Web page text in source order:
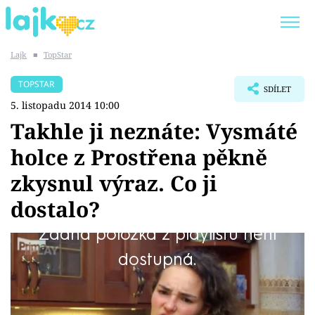
SHOPAHOLICADEL
Témata
Showbyznys
Youtubeři
Virály
Lajk ■ TopStar
TOPSTAR
5. listopadu 2014 10:00
SDÍLET
Takhle ji neznáte: Vysmáté
holce z Prostřena pěkně
zkysnul výraz. Co ji
dostalo?
Žádná položka z playlistu není
dostupná.
Napřed se řehtala jako blázen a válela po
podlaze v podivných záchvatech (leckdo
dumal, co si šlehla...). Jenže pak ji smích rázem